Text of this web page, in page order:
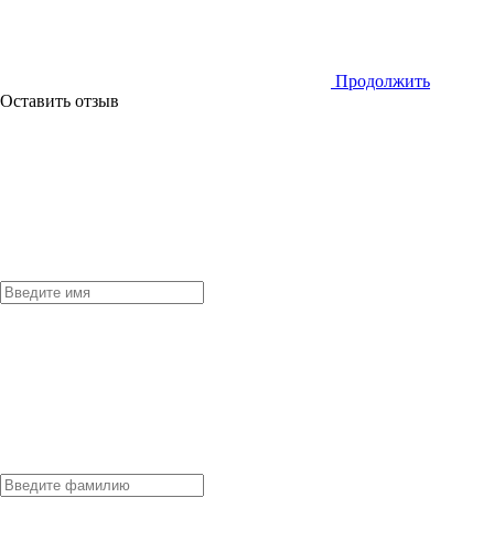
Продолжить
Оставить отзыв